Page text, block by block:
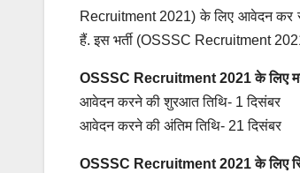
Recruitment 2021) के लिए आवेदन कर
हैं. इस भर्ती (OSSSC Recruitment
OSSSC Recruitment 2021 के लिए
आवेदन करने की शुरआत तिथि- 1 दिसंबर
आवेदन करने की अंतिम तिथि- 21 दिसंबर
OSSSC Recruitment 2021 के लिए